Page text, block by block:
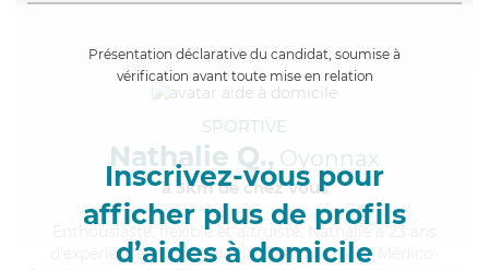
Présentation déclarative du candidat, soumise à
vérification avant toute mise en relation
Inscrivez-vous pour
afficher plus de profils
d’aides à domicile
SPORTIVE
Nathalie Q., Oyonnax
à 5km de chez Vous
, flexible et altruiste, Nathalie a 23 ans
d'expérience et possède un diplôme d'Aide Médico-